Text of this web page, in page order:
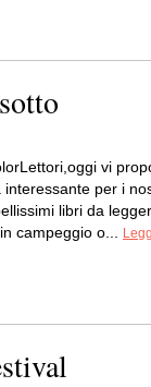
vi
interessante per i
libri da
campeggio o...